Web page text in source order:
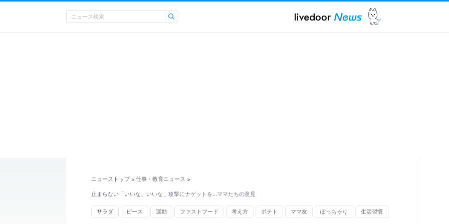
ニューストップ > 仕事・教育ニュース >
止まらない「いいな、いいな」攻撃にナゲットを...ママたちの意見
サラダ ピース 運動 ファストフード 考え方 ポテト ママ友 ぽっちゃり 生活習慣